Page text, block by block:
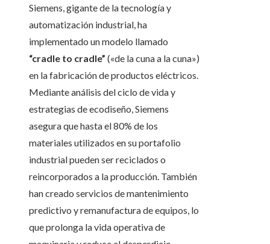
Siemens, gigante de la tecnología y
automatización industrial, ha
implementado un modelo llamado
“cradle to cradle” («de la cuna a la cuna»)
en la fabricación de productos eléctricos.
Mediante análisis del ciclo de vida y
estrategias de ecodiseño, Siemens
asegura que hasta el 80% de los
materiales utilizados en su portafolio
industrial pueden ser reciclados o
reincorporados a la producción. También
han creado servicios de mantenimiento
predictivo y remanufactura de equipos, lo
que prolonga la vida operativa de